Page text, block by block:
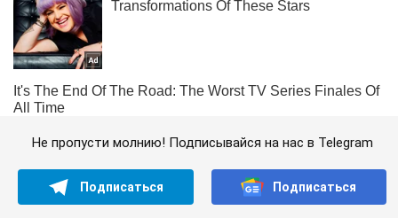
Не пропусти молнию! Подписывайся на нас в Telegram
Подписаться Подписаться